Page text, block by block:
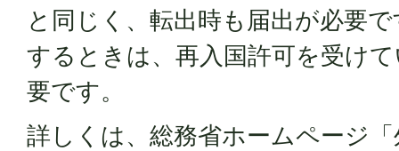
と同じく、転出時も届出が必要
するときは、再入国許可を受け
要です。
詳しくは、総務省ホームページ